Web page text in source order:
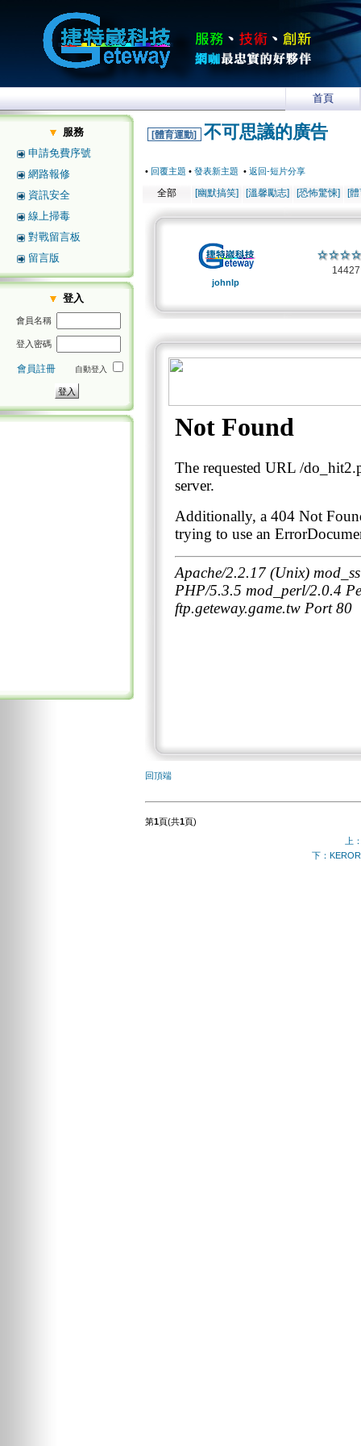
首頁
服務
申請免費序號
網路報修
資訊安全
線上掃毒
對戰留言板
留言版
登入
會員名稱
登入密碼
會員註冊 自動登入
[體育運動] 不可思議的廣告
• 回覆主題 • 發表新主題 • 返回-短片分享
全部 [幽默搞笑] [溫馨勵志] [恐怖驚悚] [
johnlp
回頂端
第1頁(共1頁)
上
下：